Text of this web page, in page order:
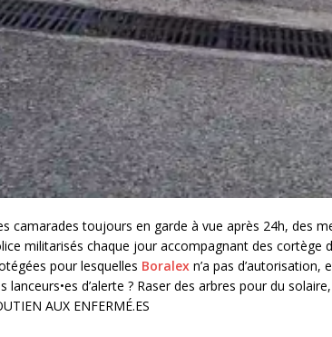
camarades toujours en garde à vue après 24h, des
militarisés chaque jour accompagnant des cortège
pour lesquelles Boralex n’a pas
lanceurs•es d’alerte ? Raser des arbres pour du
AUX ENFERMÉ.ES